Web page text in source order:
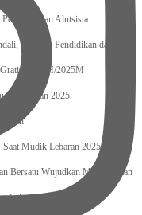
Dan Alutsista
Layanan Pendidikan dan
Gratis 1446 H/2025M
Lebaran 2025
Saat Mudik Lebaran 2025
Bersatu Wujudkan Mudik Aman
Animasi Jumbo